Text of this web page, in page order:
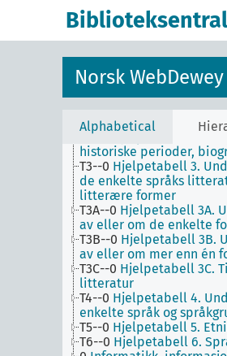
Norsk WebDewey
Alphabetical
Historie og geografi
T1--0 Hjelpetabell 1.
T2--0
Hjelpetabell 2.
historiske perioder,
T3--0 Hjelpetabell 3.
de enkelte språks
litterære former
T3A--0 Hjelpetabell 3A.
av eller om de enkelte
T3B--0 Hjelpetabell 3B.
av eller om mer enn én
T3C--0 Hjelpetabell 3C.
litteratur
T4--0 Hjelpetabell 4.
enkelte språk og
T5--0 Hjelpetabell 5.
T6--0 Hjelpetabell 6.